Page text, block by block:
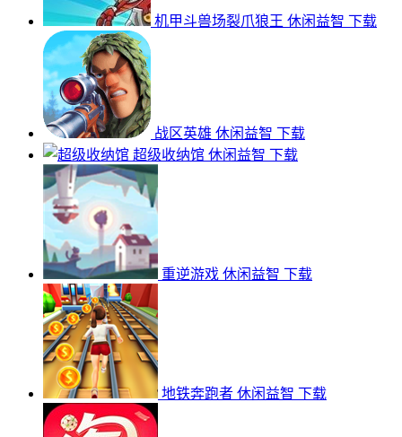
机甲斗兽场裂爪狼王 休闲益智 下载
战区英雄 休闲益智 下载
超级收纳馆 休闲益智 下载
重逆游戏 休闲益智 下载
地铁奔跑者 休闲益智 下载